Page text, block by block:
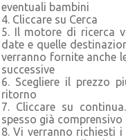
eventuali bambini
4. Cliccare su Cerca
5. Il motore di ricerca
date e quelle
verranno fornite anche
successive
6. Scegliere il prezzo
ritorno
7. Cliccare su
spesso già comprensivo
8. Vi verranno richiesti